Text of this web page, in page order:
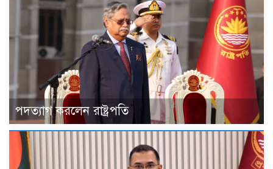
পদত্যাগ করলেন রাষ্ট্রপতি